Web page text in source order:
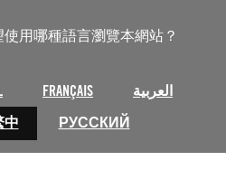
使用哪種語言瀏覽本網站？
FRANÇAIS
العربية
中 РУССКИЙ